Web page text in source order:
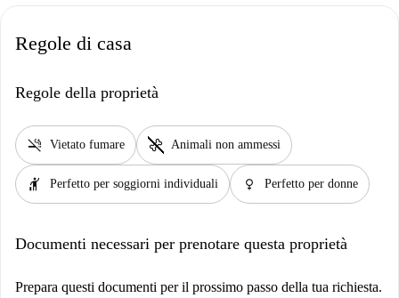
Regole di casa
Regole della proprietà
smoke_free Vietato fumare pet_supplies Animali non ammessi
hail Perfetto per soggiorni individuali female Perfetto per donne
Documenti necessari per prenotare questa proprietà
Prepara questi documenti per il prossimo passo della tua richiesta.